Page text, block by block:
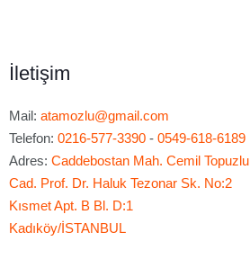
İletişim
Mail: atamozlu@gmail.com
Telefon: 0216-577-3390 - 0549-618-6189
Adres: Caddebostan Mah. Cemil Topuzlu
Cad. Prof. Dr. Haluk Tezonar Sk. No:2
Kısmet Apt. B Bl. D:1
Kadıköy/İSTANBUL